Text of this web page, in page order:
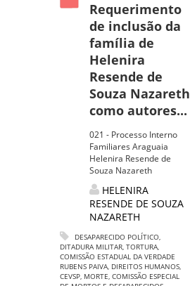
Requerimento
de inclusão da
família de
Helenira
Resende de
Souza Nazareth
como autores...
021 - Processo Interno
Familiares Araguaia
Helenira Resende de
Souza Nazareth
HELENIRA
RESENDE DE SOUZA
NAZARETH
DESAPARECIDO POLÍTICO,
DITADURA MILITAR, TORTURA,
COMISSÃO ESTADUAL DA VERDADE
RUBENS PAIVA, DIREITOS HUMANOS,
CEVSP, MORTE, COMISSÃO ESPECIAL